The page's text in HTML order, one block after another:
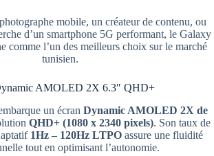
mobile, un créateur de contenu, ou
d’un smartphone 5G performant, le Galaxy
comme l’un des meilleurs choix sur le marché
tunisien.
AMOLED 2X 6.3″ QHD+
un écran Dynamic AMOLED 2X de
QHD+ (1080 x 2340 pixels). Son taux de
1Hz – 120Hz LTPOassure une fluidité
tout en optimisant l’autonomie.